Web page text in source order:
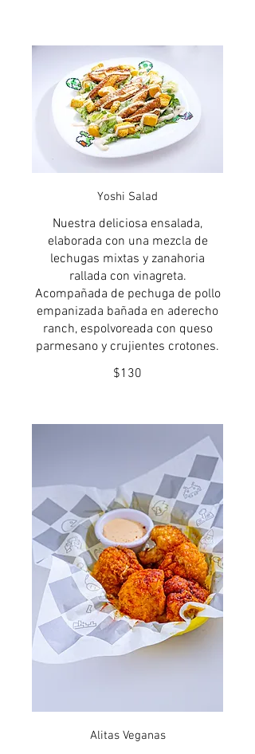
Yoshi Salad
Nuestra deliciosa ensalada,
elaborada con una mezcla de
lechugas mixtas y zanahoria
rallada con vinagreta.
Acompañada de pechuga de pollo
empanizada bañada en aderecho
ranch, espolvoreada con queso
parmesano y crujientes crotones.
$130
Alitas Veganas